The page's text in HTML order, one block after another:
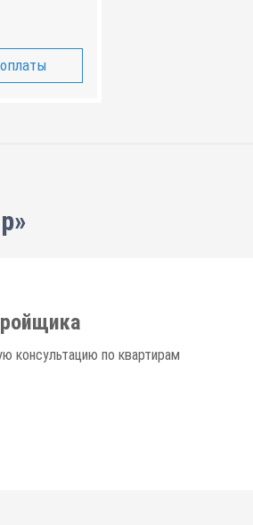
консультацию по квартирам